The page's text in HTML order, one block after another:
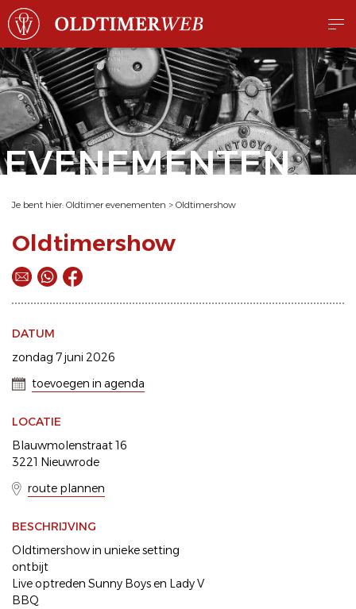
EVENEMENTEN
Je bent hier: Oldtimer evenementen > Oldtimershow
Oldtimershow
DATUM
zondag 7 juni 2026
toevoegen in agenda
LOCATIE
Blauwmolenstraat 16
3221 Nieuwrode
route plannen
BESCHRIJVING
Oldtimershow in unieke setting
ontbijt
Live optreden Sunny Boys en Lady V
BBQ